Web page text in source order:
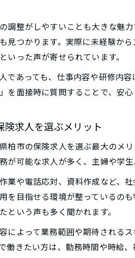
主婦
安定
主婦
保険
保険
千葉県柏
主婦
調整がしやすいことも大きな魅
見つかります。実際に未経験か
いった声が寄せられています。
であっても、仕事内容や研修内
を面接時に質問することで、安
求人を選ぶメリット
柏市の保険求人を選ぶ最大のメ
が可能な求人が多く、主婦や学
業や電話応対、資料作成など、
を目指せる環境が整っているの
という声も多く聞かれます。
によって業務範囲や期待される
働きたい方は、勤務時間や時給